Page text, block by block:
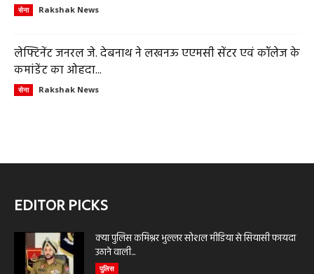
सेना Rakshak News
लेफ्टिनेंट जनरल जे. देबनाथ ने लखनऊ एएमसी सेंटर एवं कॉलेज के
कमांडेंट का ओहदा...
सेना Rakshak News
EDITOR PICKS
क्या पुलिस कमिश्नर भुल्लर सोशल मीडिया से सियासी फायदा
उठाने वाली...
पुलिस